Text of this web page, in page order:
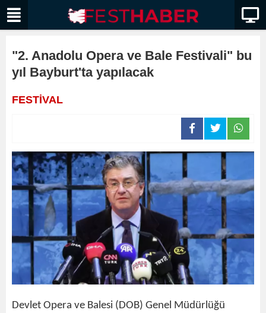
"2. Anadolu Opera ve Bale Festivali" bu
yıl Bayburt'ta yapılacak
FESTİVAL
Devlet Opera ve Balesi (DOB) Genel Müdürlüğü